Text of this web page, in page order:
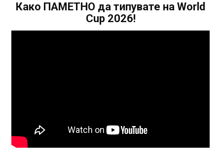
Како ПАМЕТНО да типувате на World
Cup 2026!